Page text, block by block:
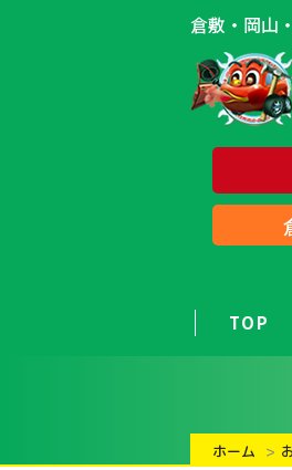
倉敷・岡山
TOP
ホーム